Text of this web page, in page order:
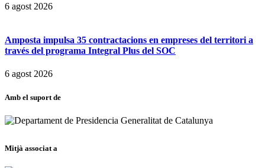
6 agost 2026
Amposta impulsa 35 contractacions en empreses del territori a
través del programa Integral Plus del SOC
6 agost 2026
Amb el suport de
Mitjà associat a